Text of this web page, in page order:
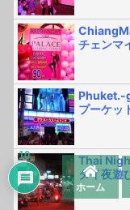
チェンマ
Phuket.-
プーケッ
Thai
タイ夜遊
ホーム
10